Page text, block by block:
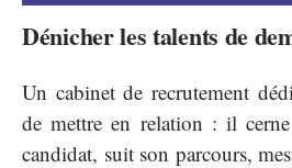
Dénicher les talents de
Un cabinet de recrutement
de mettre en relation : il
candidat, suit son parcours,